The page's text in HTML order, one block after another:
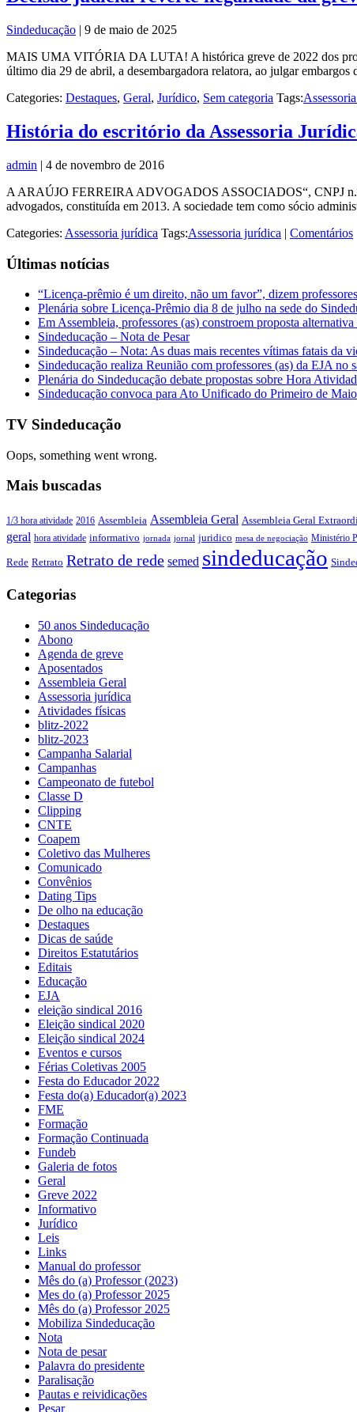
Sindeducação | 9 de maio de 2025
MAIS UMA VITÓRIA DA LUTA! A histórica greve de 2022 dos
último dia 29 de abril, a desembargadora relatora, ao julgar
Categories: Destaques, Geral, Jurídico, Sem categoria Tags:
História do escritório da Assessoria
admin | 4 de novembro de 2016
A ARAÚJO FERREIRA ADVOGADOS ASSOCIADOS“, CNPJ
advogados, constituída em 2013. A sociedade tem como sócio
Categories: Assessoria jurídica Tags:Assessoria jurídica | Comentários
Últimas notícias
“Licença-prêmio é um direito, não um favor”, dizem
Plenária sobre Licença-Prêmio dia 8 de julho na sede do
Em Assembleia, professores (as) constroem proposta
Sindeducação – Nota de Pesar
Sindeducação – Nota: As duas mais recentes vítimas fatais da
Sindeducação realiza Reunião com professores (as) da EJA no
Plenária do Sindeducação debate propostas sobre Hora
Sindeducação convoca para Ato Unificado do Primeiro de Maio
TV Sindeducação
Oops, something went wrong.
Mais buscadas
1/3 hora atividade 2016 Assembleia Assembleia Geral Assembleia Geral
geral hora atividade informativo jornada jornal juridico mesa de negociação Ministério
Rede Retrato Retrato de rede semed sindeducação
Categorias
50 anos Sindeducação
Abono
Agenda de greve
Aposentados
Assembleia Geral
Assessoria jurídica
Atividades físicas
blitz-2022
blitz-2023
Campanha Salarial
Campanhas
Campeonato de futebol
Classe D
Clipping
CNTE
Coapem
Coletivo das Mulheres
Comunicado
Convênios
Dating Tips
De olho na educação
Destaques
Dicas de saúde
Direitos Estatutários
Editais
Educação
EJA
eleição sindical 2016
Eleição sindical 2020
Eleição sindical 2024
Eventos e cursos
Férias Coletivas 2005
Festa do Educador 2022
Festa do(a) Educador(a) 2023
FME
Formação
Formação Continuada
Fundeb
Galeria de fotos
Geral
Greve 2022
Informativo
Jurídico
Leis
Links
Manual do professor
Mês do (a) Professor (2023)
Mes do (a) Professor 2025
Mês do (a) Professor 2025
Mobiliza Sindeducação
Nota
Nota de pesar
Palavra do presidente
Paralisação
Pautas e reividicações
Pesar